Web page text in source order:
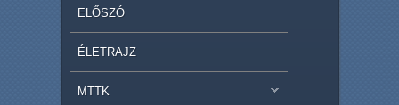
SKIP TO PRIMARY CONTENT
SKIP TO SECONDARY CONTENT
ELŐSZÓ
ÉLETRAJZ
MTTK